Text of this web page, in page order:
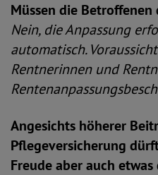
Müssen die
Nein, die Anpassung
automatisch.
Rentnerinnen und
Angesichts höherer
Pflegeversicherung
Freude aber auch